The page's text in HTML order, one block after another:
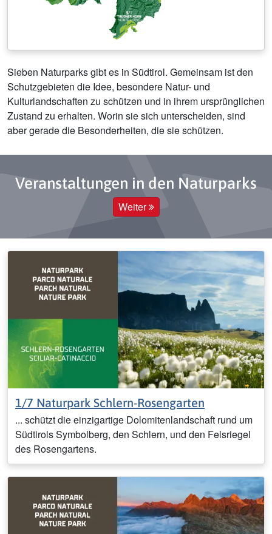
Sieben Naturparks gibt es in Südtirol. Gemeinsam ist den
Schutzgebieten die Idee, besondere Natur- und
Kulturlandschaften zu schützen und in ihrem ursprünglichen
Zustand zu erhalten. Worin sie sich unterscheiden, sind
aber gerade die Besonderheiten, die sie schützen.
Veranstaltungen in den Naturparks
Weiter
1/7 Naturpark Schlern-Rosengarten
... schützt die einzigartige Dolomitenlandschaft rund um
Südtirols Symbolberg, den Schlern, und den Felsriegel
des Rosengartens.